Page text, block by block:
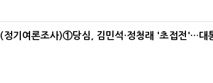
(정기여론조사)①당심, 김민석·정청래 '초접전'…